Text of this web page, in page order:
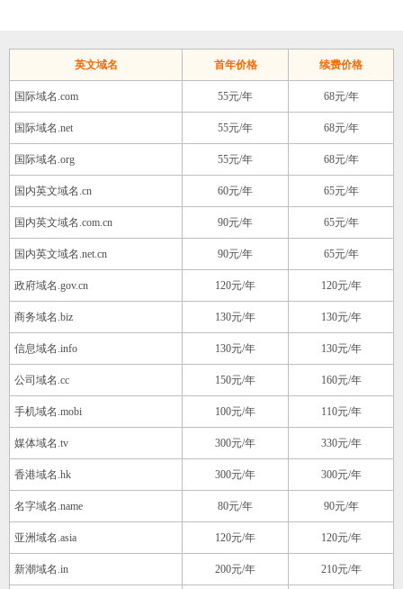
英文域名 首年价格 续费价格
国际域名.com 55元/年 68元/年
国际域名.net 55元/年 68元/年
国际域名.org 55元/年 68元/年
国内英文域名.cn 60元/年 65元/年
国内英文域名.com.cn 90元/年 65元/年
国内英文域名.net.cn 90元/年 65元/年
政府域名.gov.cn 120元/年 120元/年
商务域名.biz 130元/年 130元/年
信息域名.info 130元/年 130元/年
公司域名.cc 150元/年 160元/年
手机域名.mobi 100元/年 110元/年
媒体域名.tv 300元/年 330元/年
香港域名.hk 300元/年 300元/年
名字域名.name 80元/年 90元/年
亚洲域名.asia 120元/年 120元/年
新潮域名.in 200元/年 210元/年